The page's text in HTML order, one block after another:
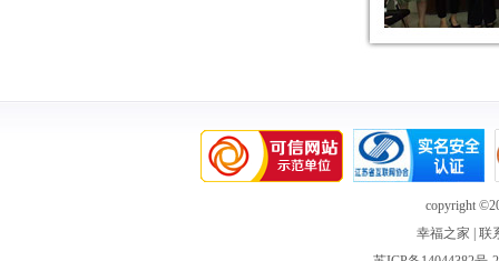
copyright
幸福之家
联